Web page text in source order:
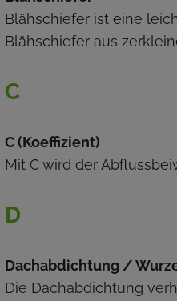
Blähschiefer ist eine
Blähschiefer aus
C
C (Koeffizient)
Mit C wird der
D
Dachabdichtung /
Die Dachabdichtung